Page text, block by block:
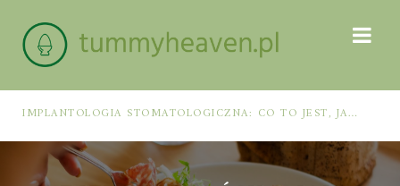
IMPLANTOLOGIA STOMATOLOGICZNA: CO TO JEST, JAK WYGLĄDA PROCES IMPLANTACJI I GOJENIA ORAZ DLA KOGO MA ZASTOSOWANIE